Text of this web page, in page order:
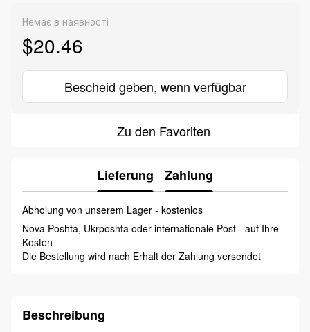
Немає в наявності
$20.46
Bescheid geben, wenn verfügbar
Zu den Favoriten
Lieferung Zahlung
Abholung von unserem Lager - kostenlos
Nova Poshta, Ukrposhta oder internationale Post - auf Ihre
Kosten
Die Bestellung wird nach Erhalt der Zahlung versendet
Beschreibung